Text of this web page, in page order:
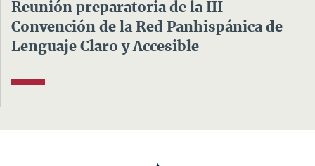
Reunión preparatoria de la III
Convención de la Red Panhispánica de
Lenguaje Claro y Accesible